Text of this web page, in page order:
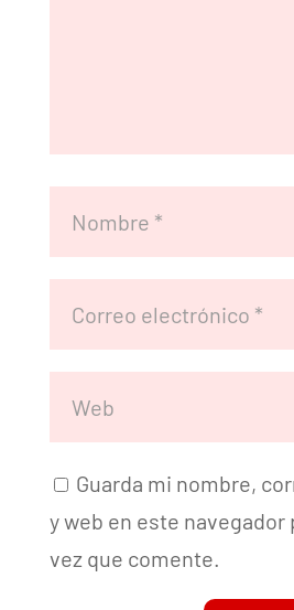
Guarda mi nombre,
y web en este navegador
vez que comente.